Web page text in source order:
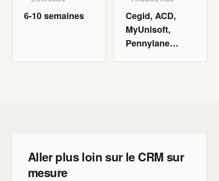
6-10 semaines
Cegid, ACD,
MyUnisoft,
Pennylane…
Aller plus loin sur le CRM sur
mesure